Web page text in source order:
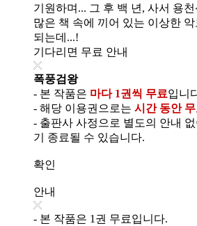
기원하며... 그 후 백 년, 사서 용
많은 책 속에 끼어 있는 이상한
되는데...!
기다리면 무료 안내
폭풍검왕
- 본 작품은 마다 1권씩 무료입니
- 해당 이용권으로는 시간 동안 무
- 출판사 사정으로 별도의 안내
기 종료될 수 있습니다.
확인
안내
- 본 작품은 1권 무료입니다.